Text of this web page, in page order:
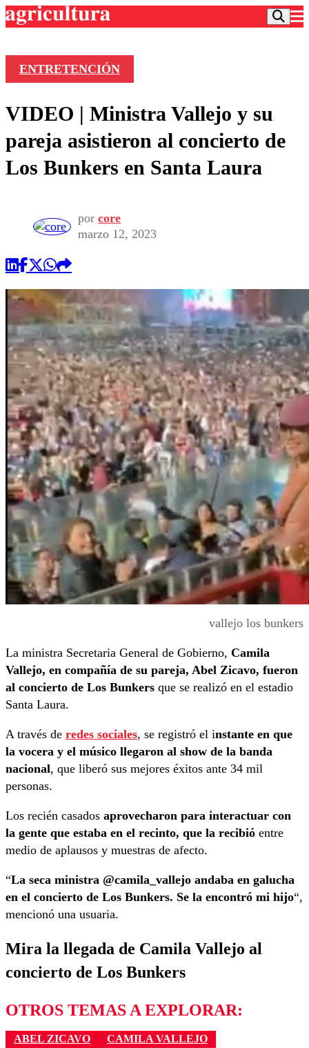
Frecuencias
Agricultura TV
Deportes
Colo Colo
Seleccion Chilena
Universidad de Chile
Entretención
Economía
Sustentabilidad
Publicaciones en medios
Opinión
ENTRETENCIÓN
VIDEO | Ministra Vallejo y su
pareja asistieron al concierto de
Los Bunkers en Santa Laura
por core
marzo 12, 2023
vallejo los bunkers
La ministra Secretaria General de Gobierno, Camila
Vallejo, en compañía de su pareja, Abel Zicavo, fueron
al concierto de Los Bunkers que se realizó en el estadio
Santa Laura.
A través de redes sociales, se registró el instante en que
la vocera y el músico llegaron al show de la banda
nacional, que liberó sus mejores éxitos ante 34 mil
personas.
Los recién casados aprovecharon para interactuar con
la gente que estaba en el recinto, que la recibió entre
medio de aplausos y muestras de afecto.
“La seca ministra @camila_vallejo andaba en galucha
en el concierto de Los Bunkers. Se la encontró mi hijo“,
mencionó una usuaria.
Mira la llegada de Camila Vallejo al
concierto de Los Bunkers
OTROS TEMAS A EXPLORAR:
ABEL ZICAVO
CAMILA VALLEJO